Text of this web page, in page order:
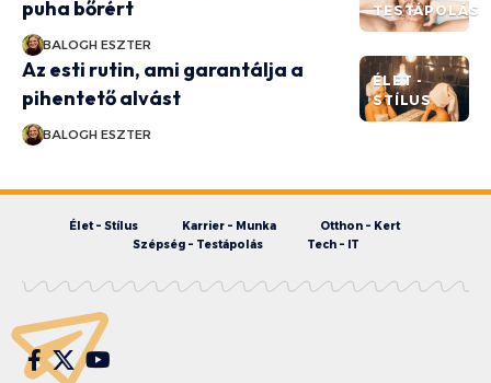
TESTÁPOLÁS
puha bőrért
BALOGH ESZTER
ÉLET -
STÍLUS
Az esti rutin, ami garantálja a
pihentető alvást
BALOGH ESZTER
Élet – Stílus Karrier – Munka
Otthon – Kert
Szépség – Testápolás
Tech – IT